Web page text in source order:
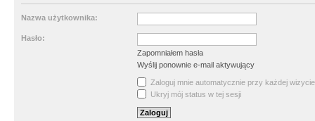
Nazwa użytkownika:
Hasło:
Zapomniałem hasła
Wyślij ponownie e-mail aktywujący
Zaloguj mnie automatycznie przy każdej wizycie
Ukryj mój status w tej sesji